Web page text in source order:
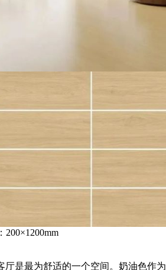
200×1200mm
厅是最为舒适的一个空间。奶油色作